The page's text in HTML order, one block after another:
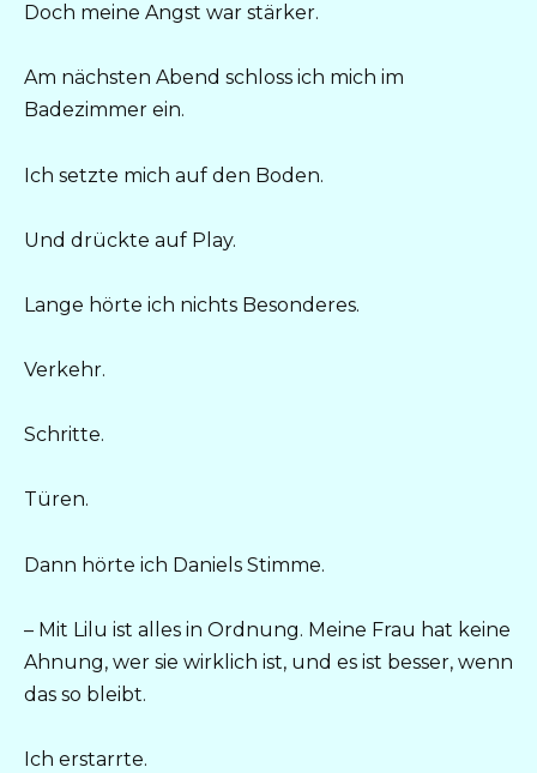
Doch meine Angst war stärker.
Am nächsten Abend schloss ich mich im
Badezimmer ein.
Ich setzte mich auf den Boden.
Und drückte auf Play.
Lange hörte ich nichts Besonderes.
Verkehr.
Schritte.
Türen.
Dann hörte ich Daniels Stimme.
– Mit Lilu ist alles in Ordnung. Meine Frau hat keine
Ahnung, wer sie wirklich ist, und es ist besser, wenn
das so bleibt.
Ich erstarrte.